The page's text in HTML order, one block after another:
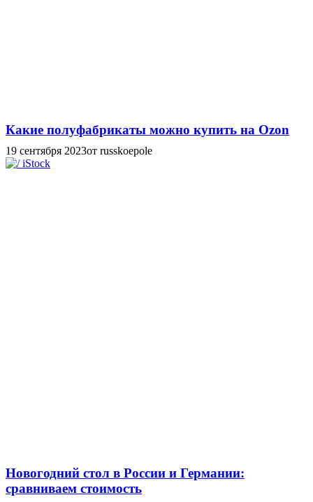
Какие полуфабрикаты можно купить на Ozon
19 сентября 2023от russkoepole
Новогодний стол в России и Германии:
сравниваем стоимость